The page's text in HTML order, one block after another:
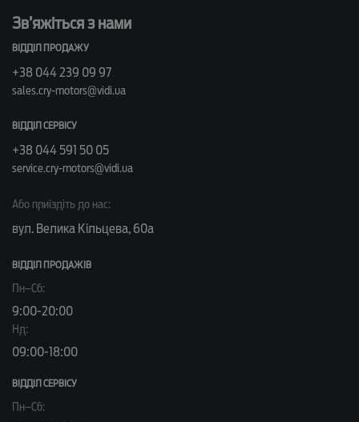
Зв’яжіться з нами
ВІДДІЛ ПРОДАЖУ
+38 044 239 09 97
sales.cry-motors@vidi.ua
ВІДДІЛ СЕРВІСУ
+38 044 591 50 05
service.cry-motors@vidi.ua
Або приїздіть до нас:
вул. Велика Кільцева, 60а
ВІДДІЛ ПРОДАЖІВ
Пн–Сб:
9:00-20:00
Нд:
09:00-18:00
ВІДДІЛ CЕРВІСУ
Пн–Сб: